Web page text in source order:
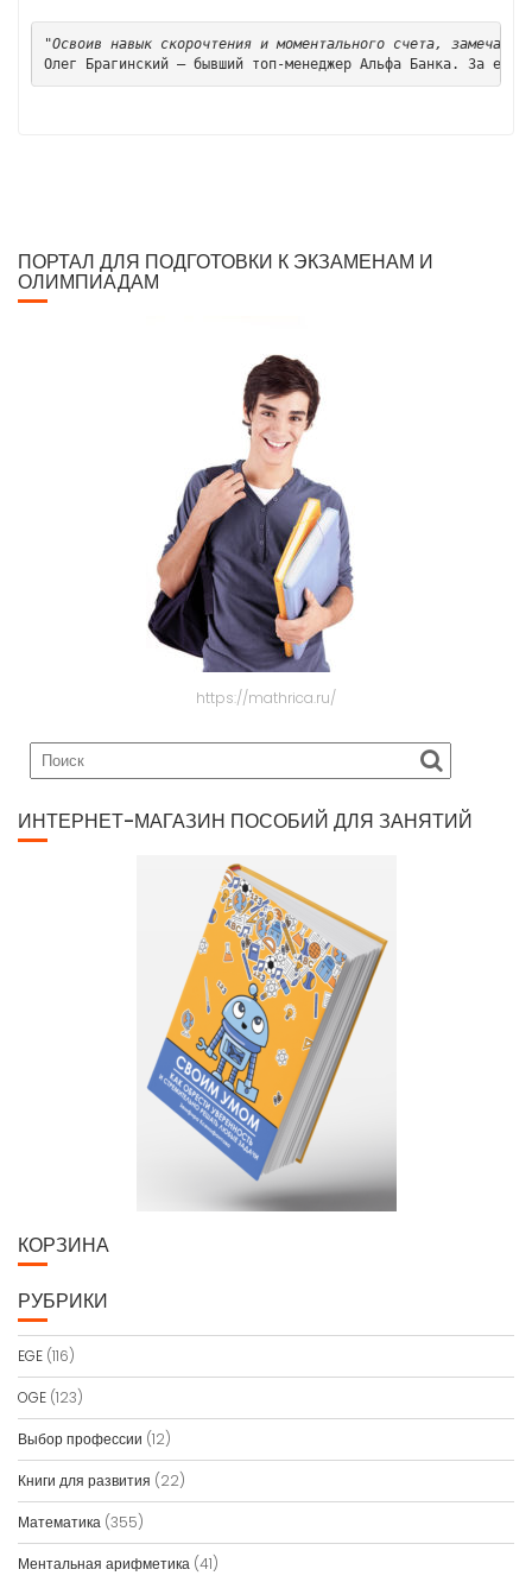
"Освоив навык скорочтения и моментального счета,
Олег Брагинский — бывший топ-менеджер Альфа Банка. За
ПОРТАЛ ДЛЯ ПОДГОТОВКИ К ЭКЗАМЕНАМ И
ОЛИМПИАДАМ
https://mathrica.ru/
ИНТЕРНЕТ-МАГАЗИН ПОСОБИЙ ДЛЯ ЗАНЯТИЙ
КОРЗИНА
РУБРИКИ
EGE (116)
OGE (123)
Выбор профессии (12)
Книги для развития (22)
Математика (355)
Ментальная арифметика (41)